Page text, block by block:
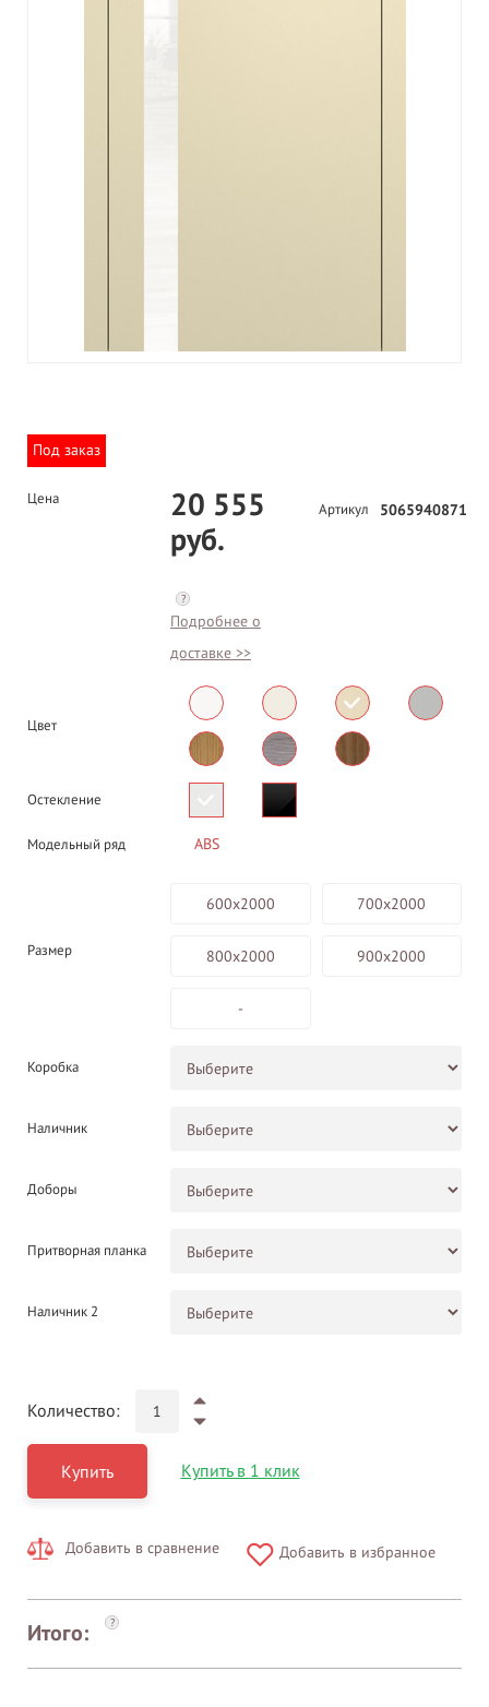
Под заказ
Цена
20 555
руб.
?
Подробнее о
доставке >>
Артикул 5065940871
Цвет
Остекление
Модельный ряд ABS
Размер
600х2000 700х2000
800х2000 900х2000
-
Коробка
Наличник
Доборы
Притворная планка
Наличник 2
Количество:
Купить Купить в 1 клик
Добавить в сравнение Добавить в избранное
Итого: ?